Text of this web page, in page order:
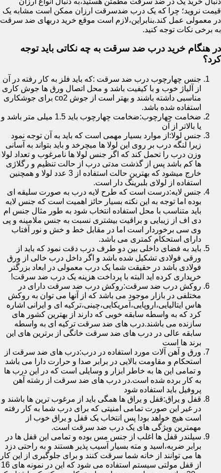
قیمت نروید؛ چرا که یک درب ضدسرقت ارزان ممکن است مشابه یک
در معمولی عمل کند.بنابراین،لازم است موقع خرید دربهای ضد سرقت
به برخی نکات توجه کنید.
در هنگام خرید درب ضد سرقت به چه نکاتی باید توجه
کرد؟
جنس چهارچوب درب ضد سرقت :که باید فلز به کار رفته در آن
از آلیاژ خوب و با کیفیت باشد و محل اتصال ورق ها جوش کاری
مناسبی داشته باشند و بهتر است از جوش co2 برای جوشکاری
استفاده شده باشد.
ضخامت چهارچوب:ضخامت چهارچوب باید 1.5 میلی متر باشد و
یا بالاتر از آن
جنس لولا:از موارد بسیار مهمی است که باید به آن توجه نمود
زیرا لنگه درب بر روی این لولا ها میچرخد و باید بتواند به آسانی
وزن درب را تحمل کند که اگر جنس لولا ها نامرغوب و تعداد لولا
ها کم باشد پس از گذشت مدتی درب از حالت تنظیم و رگلاژی
خارج میشود که بهترین حالت استفاده از 3 عدد لولا و همچنین
استفاده از لولای بلبرینگ دار است.
جنس لایه:درست است که طرح لایه درب به صورت سلیقه ای
بوده اما توجه به این نکته بسیار حائز اهمیت است که جنس لایه
باید متناسب با محل استفاده انتخاب شود به طور مثال جنس ام
دی اف از زیبایی و براقیت بیشتری نسبت به جنس ملامینه و پی
وی سی برخوردار است اما در مقابل خط و خش و نور آفتاب
دارای استحکام کمتری می باشد.
باید به فضای داخلی بین دو طرف درب دقت نمود که باید از
ورقی فولادی تشکیل شده باشد و اگر داخل درب خالی از ورق
فولادی باشد در حقیقت شما یک درب معمولی در ابعاد بزرگتر
خریداری کرده اید البته با پرداخت هزینه یک درب ضد سرقت!
روکش درب ضد سرقت:روکش درب ضد سرقت دارای در
مختلفی در بازار موجود می باشد که از آنها می توان به روکش
هاس ایتالیایی،اروپایی،آمریکایی،چینی،ترکیه ای و ایرانی اشاره
کرد که به واسطه سابقه خوبی که دارند از بهترین کشور های
سازنده می باشند.درب های ضد سرقت ترکیه ای به واسطه
سابقه عالی در درب های ضد سرقت خانگی از برترین های این
برند ها است
ورق و آهن آلات مورد استفاده در درب:درب های ضد سرقت از
استحکام و مقاومت بالایی در برابر صدا و حرارت دارا می باشد
و تمامی این ها به خاطر ابزار و وسایلی است که در این درب ها
به کار برده شده است.در درب های ضد سرقت از رشته آهن
پروفیل باید استفاده شود
قفل و یراق:قفل و یراق ها همگی باید از مرغوب ترین ها باشند و
در غیر این صورت تمامی امنیتی که برای درب شما به کار رفته
است هیچ خواهد بود! پس انتخاب یک قفل و یراق خوب از
مهمترین ویژگی های یک درب ضد سرقت است.
سیلندر قفل ها اغلب از جنس مس بوده و تمامی این قفل ها در
برابر ضربه،اسید و مته بسیار آسیب پذیر هستند و به راحتی دزد
ها می توانند از خانه شما سرقت کنند و برای جلوگیری از این کار
از قفل مولتی سیستم استفاده می شود که این در نمونه های 16